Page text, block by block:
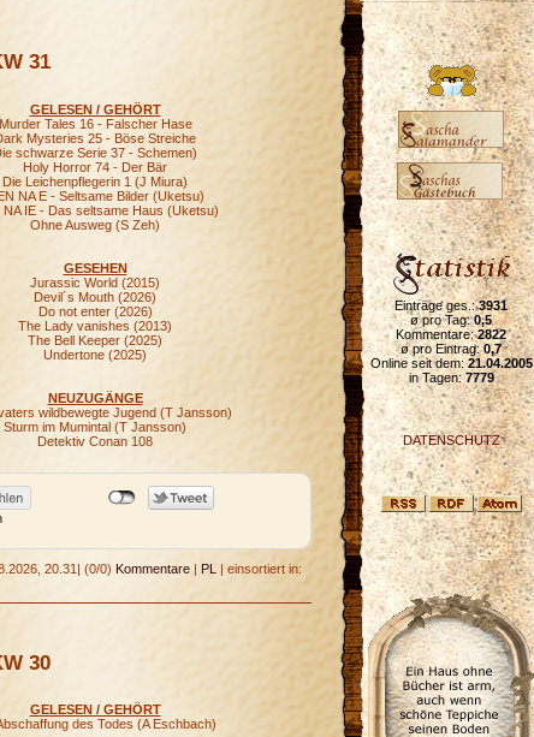
31
GELESEN / GEHÖRT
Murder Tales 16 - Falscher Hase
Mysteries 25 - Böse Streiche
schwarze Serie 37 - Schemen)
Holy Horror 74 - Der Bär
Die Leichenpflegerin 1 (J Miura)
NA E - Seltsame Bilder (Uketsu)
NA IE - Das seltsame Haus (Uketsu)
Ohne Ausweg (S Zeh)
GESEHEN
Jurassic World (2015)
Devil´s Mouth (2026)
Do not enter (2026)
The Lady vanishes (2013)
The Bell Keeper (2025)
Undertone (2025)
NEUZUGÄNGE
wildbewegte Jugend (T Jansson)
Sturm im Mumintal (T Jansson)
Detektiv Conan 108
20.31 | (0/0) Kommentare | PL | einsortiert in:
30
GELESEN / GEHÖRT
des Todes (A Eschbach)
Einträge ges.:3931
ø pro Tag:0,5
Kommentare:2822
ø pro Eintrag:0,7
Online seit dem:21.04.2005
in Tagen:7779
DATENSCHUTZ